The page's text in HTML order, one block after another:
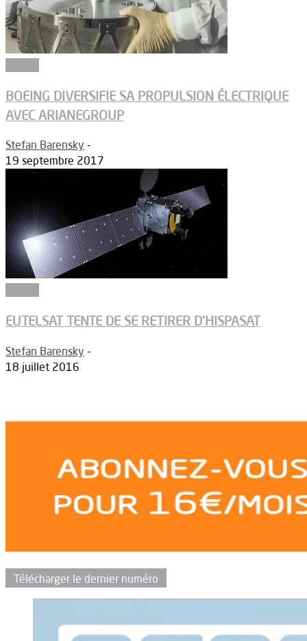
BOEING DIVERSIFIE SA PROPULSION ÉLECTRIQUE
AVEC ARIANEGROUP
Stefan Barensky -
19 septembre 2017
EUTELSAT TENTE DE SE RETIRER D’HISPASAT
Stefan Barensky -
18 juillet 2016
Télécharger le dernier numéro